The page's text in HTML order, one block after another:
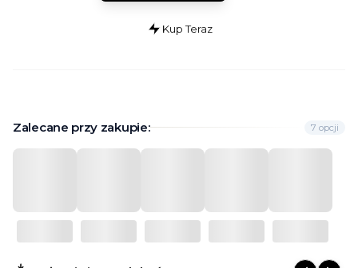
F-
Kup Teraz
Zalecane przy zakupie: 7 opcji